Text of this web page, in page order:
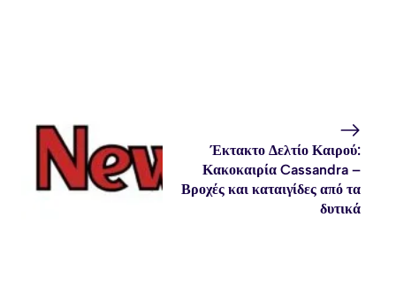
Έκτακτο Δελτίο Καιρού:
Κακοκαιρία Cassandra –
Βροχές και καταιγίδες από τα
δυτικά